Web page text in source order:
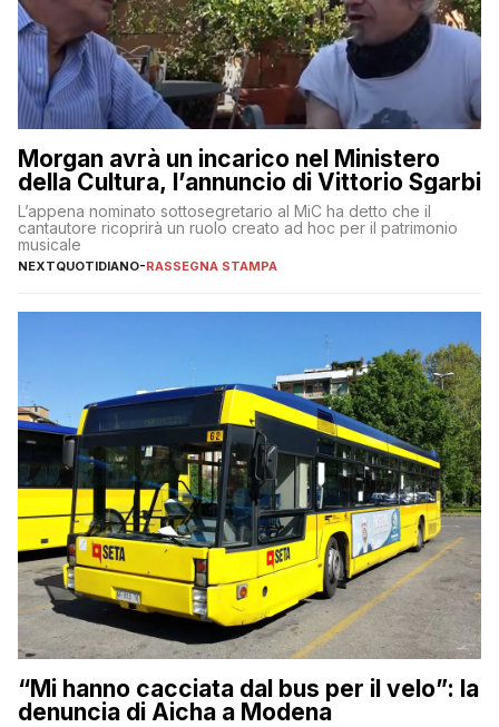
Morgan avrà un incarico nel Ministero
della Cultura, l’annuncio di Vittorio Sgarbi
L’appena nominato sottosegretario al MiC ha detto che il
cantautore ricoprirà un ruolo creato ad hoc per il patrimonio
musicale
NEXTQUOTIDIANO-RASSEGNA STAMPA
“Mi hanno cacciata dal bus per il velo”: la
denuncia di Aicha a Modena